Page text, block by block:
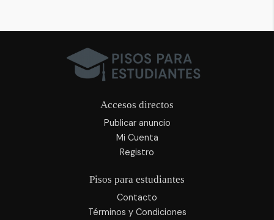
Accesos directos
Publicar anuncio
Mi Cuenta
Registro
Pisos para estudiantes
Contacto
Términos y Condiciones